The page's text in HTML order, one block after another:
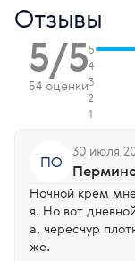
Отзывы
5/5
54 оценки
5
4
3
2
1
ПО
30 июля
Ночной крем
я. Но вот
а, череcчур
же.